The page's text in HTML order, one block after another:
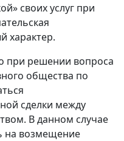
своих услуг при
характер.
при решении вопроса
общества по
сделки между
В данном случае
на возмещение